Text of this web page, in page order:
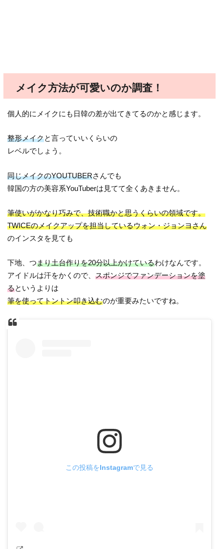
メイク方法が可愛いのか調査！
個人的にメイクにも日韓の差が出てきてるのかと感じます。
整形メイクと言っていいくらいの
レベルでしょう。
同じメイクのYOUTUBERさんでも
韓国の方の美容系YouTuberは見てて全くあきません。
筆使いがかなり巧みで、技術職かと思うくらいの領域です。
TWICEのメイクアップを担当しているウォン・ジョンヨさん
のインスタを見ても
下地、つまり土台作りを20分以上かけているわけなんです。
アイドルは汗をかくので、スポンジでファンデーションを塗
るというよりは
筆を使ってトントン叩き込むのが重要みたいですね。
この投稿をInstagramで見る